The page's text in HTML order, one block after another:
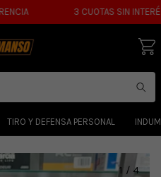
3 CUOTAS SIN INTERÉS
TIRO Y DEFENSA PERSONAL
1 / 4